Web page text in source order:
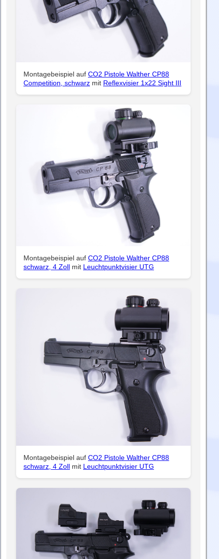
Montagebeispiel auf CO2 Pistole Walther CP88
Competition, schwarz mit Reflexvisier 1x22 Sight III
Montagebeispiel auf CO2 Pistole Walther CP88
schwarz, 4 Zoll mit Leuchtpunktvisier UTG
Montagebeispiel auf CO2 Pistole Walther CP88
schwarz, 4 Zoll mit Leuchtpunktvisier UTG